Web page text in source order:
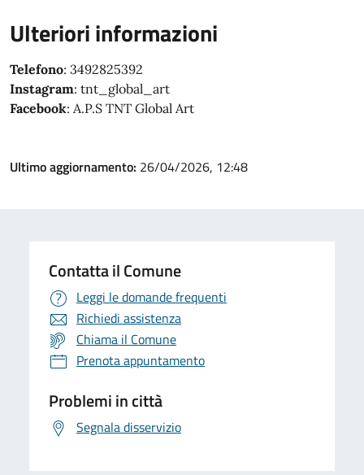
Ulteriori informazioni
Telefono: 3492825392
Instagram: tnt_global_art
Facebook: A.P.S TNT Global Art
Ultimo aggiornamento: 26/04/2026, 12:48
Contatta il Comune
Leggi le domande frequenti
Richiedi assistenza
Chiama il Comune
Prenota appuntamento
Problemi in città
Segnala disservizio